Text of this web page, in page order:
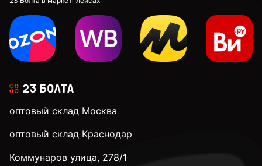
М4
М8
оптовый склад Москва
оптовый склад Краснодар
Коммунаров улица, 278/1